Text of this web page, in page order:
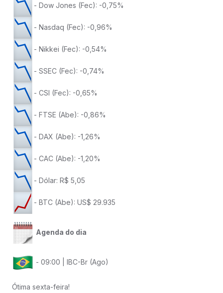
- Dow Jones (Fec): -0,75%
- Nasdaq (Fec): -0,96%
- Nikkei (Fec): -0,54%
- SSEC (Fec): -0,74%
- CSI (Fec): -0,65%
- FTSE (Abe): -0,86%
- DAX (Abe): -1,26%
- CAC (Abe): -1,20%
- Dólar: R$ 5,05
- BTC (Abe): US$ 29.935
Agenda do dia
- 09:00 | IBC-Br (Ago)
Ótima sexta-feira!